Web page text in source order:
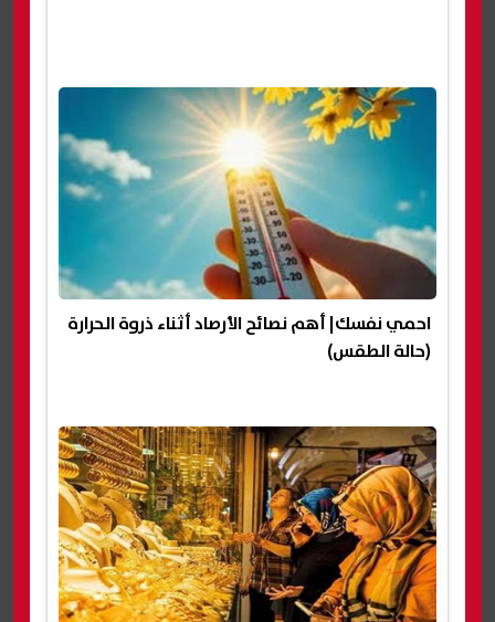
احمي نفسك| أهم نصائح الأرصاد أثناء ذروة الحرارة
(حالة الطقس)